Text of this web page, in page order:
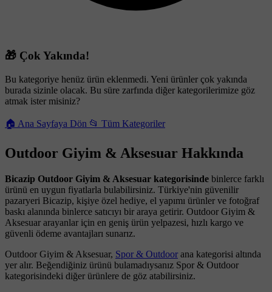
🎁 Çok Yakında!
Bu kategoriye henüz ürün eklenmedi. Yeni ürünler çok yakında
burada sizinle olacak. Bu süre zarfında diğer kategorilerimize göz
atmak ister misiniz?
🏠 Ana Sayfaya Dön 📂 Tüm Kategoriler
Outdoor Giyim & Aksesuar Hakkında
Bicazip Outdoor Giyim & Aksesuar kategorisinde binlerce farklı
ürünü en uygun fiyatlarla bulabilirsiniz. Türkiye'nin güvenilir
pazaryeri Bicazip, kişiye özel hediye, el yapımı ürünler ve fotoğraf
baskı alanında binlerce satıcıyı bir araya getirir. Outdoor Giyim &
Aksesuar arayanlar için en geniş ürün yelpazesi, hızlı kargo ve
güvenli ödeme avantajları sunarız.
Outdoor Giyim & Aksesuar, Spor & Outdoor ana kategorisi altında
yer alır. Beğendiğiniz ürünü bulamadıysanız Spor & Outdoor
kategorisindeki diğer ürünlere de göz atabilirsiniz.